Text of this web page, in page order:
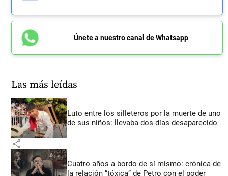
Únete a nuestro canal de Whatsapp
Las más leídas
Luto entre los silleteros por la muerte de uno
de sus niños: llevaba dos días desaparecido
share
Cuatro años a bordo de sí mismo: crónica de
la relación “tóxica” de Petro con el poder